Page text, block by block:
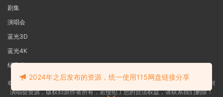
剧集
演唱会
蓝光3D
蓝光4K
纪录片
©2022 蓝光电影网本站资源来源于网络用户网盘投稿，本站服务器不储存任何
演唱会资源，版权归原作者所有，若侵犯了您的合法权益，请联系我们删除！
2024年之后发布的资源，统一使用115网盘链接分享